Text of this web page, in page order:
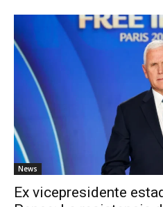
News
Ex vicepresidente